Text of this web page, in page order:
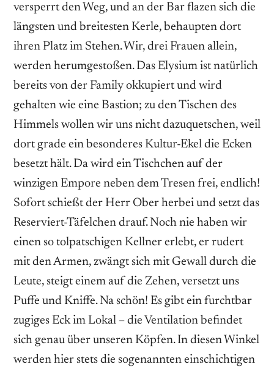
versperrt den Weg, und an der Bar flazen sich die
längsten und breitesten Kerle, behaupten dort
ihren Platz im Stehen. Wir, drei Frauen allein,
werden herumgestoßen. Das Elysium ist natürlich
bereits von der Family okkupiert und wird
gehalten wie eine Bastion; zu den Tischen des
Himmels wollen wir uns nicht dazuquetschen, weil
dort grade ein besonderes Kultur-Ekel die Ecken
besetzt hält. Da wird ein Tischchen auf der
winzigen Empore neben dem Tresen frei, endlich!
Sofort schießt der Herr Ober herbei und setzt das
Reserviert-Täfelchen drauf. Noch nie haben wir
einen so tolpatschigen Kellner erlebt, er rudert
mit den Armen, zwängt sich mit Gewall durch die
Leute, steigt einem auf die Zehen, versetzt uns
Puffe und Kniffe. Na schön! Es gibt ein furchtbar
zugiges Eck im Lokal – die Ventilation befindet
sich genau über unseren Köpfen. In diesen Winkel
werden hier stets die sogenannten einschichtigen